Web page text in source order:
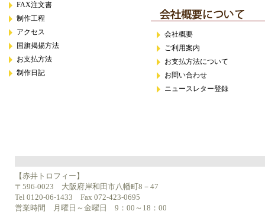
FAX注文書
制作工程
アクセス
国旗掲揚方法
お支払方法
制作日記
会社概要
ご利用案内
お支払方法について
お問い合わせ
ニュースレター登録
【赤井トロフィー】
〒596-0023 大阪府岸和田市八幡町8－47
Tel 0120-06-1433 Fax 072-423-0695
営業時間 月曜日～金曜日 9：00～18：00